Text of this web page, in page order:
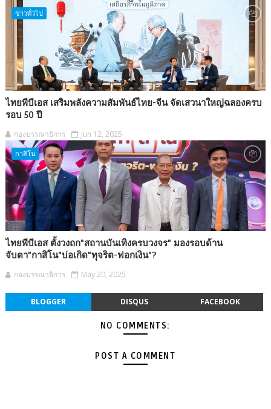
ข่าวทั่วไป
ไทยพีบีเอส เสริมพลังความสัมพันธ์ไทย-จีน จัดเสวนาใหญ่ฉลองครบ
รอบ 50 ปี
กองบรรณาธิการ Jun 12, 2025
กาสิโน
ไทยพีบีเอส ตั้งวงถก"สถานบันเทิงครบวงจร" มองรอบด้าน
จับตา"กาสิโน"บ่อเกิด"ทุจริต-ฟอกเงิน"?
กองบรรณาธิการ May 20, 2025
BLOGGER DISQUS FACEBOOK
NO COMMENTS:
POST A COMMENT